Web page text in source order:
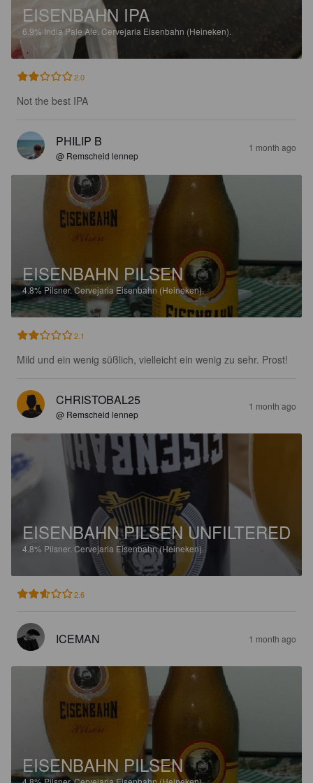
EISENBAHN IPA
6.9% India Pale Ale. Cervejaria Eisenbahn (Heineken).
2.0
Not the best IPA
PHILIP B
@ Remscheid lennep
1 month ago
EISENBAHN PILSEN
4.8%Pilsner.Cervejaria Eisenbahn (Heineken).
2.1
Mild und ein wenig süßlich, vielleicht ein wenig zu sehr. Prost!
CHRISTOBAL25
@ Remscheid lennep
1 month ago
EISENBAHN PILSEN UNFILTERED
4.8% Pilsner. Cervejaria Eisenbahn (Heineken).
2.6
ICEMAN 1 month ago
EISENBAHN PILSEN